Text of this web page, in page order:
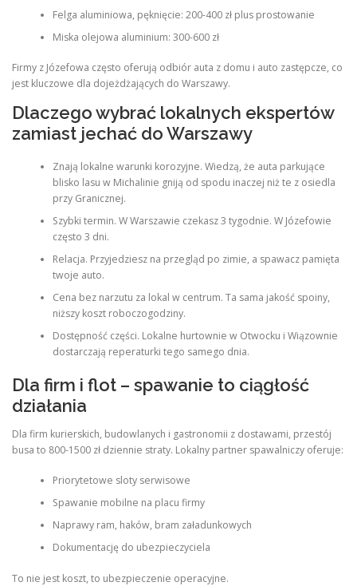
Felga aluminiowa, pęknięcie: 200-400 zł plus prostowanie
Miska olejowa aluminium: 300-600 zł
Firmy z Józefowa często oferują odbiór auta z domu i auto zastępcze, co
jest kluczowe dla dojeżdżających do Warszawy.
Dlaczego wybrać lokalnych ekspertów
zamiast jechać do Warszawy
Znają lokalne warunki korozyjne. Wiedzą, że auta parkujące
blisko lasu w Michalinie gniją od spodu inaczej niż te z osiedla
przy Granicznej.
Szybki termin. W Warszawie czekasz 3 tygodnie. W Józefowie
często 3 dni.
Relacja. Przyjedziesz na przegląd po zimie, a spawacz pamięta
twoje auto.
Cena bez narzutu za lokal w centrum. Ta sama jakość spoiny,
niższy koszt roboczogodziny.
Dostępność części. Lokalne hurtownie w Otwocku i Wiązownie
dostarczają reperaturki tego samego dnia.
Dla firm i flot – spawanie to ciągłość
działania
Dla firm kurierskich, budowlanych i gastronomii z dostawami, przestój
busa to 800-1500 zł dziennie straty. Lokalny partner spawalniczy oferuje:
Priorytetowe sloty serwisowe
Spawanie mobilne na placu firmy
Naprawy ram, haków, bram załadunkowych
Dokumentację do ubezpieczyciela
To nie jest koszt, to ubezpieczenie operacyjne.